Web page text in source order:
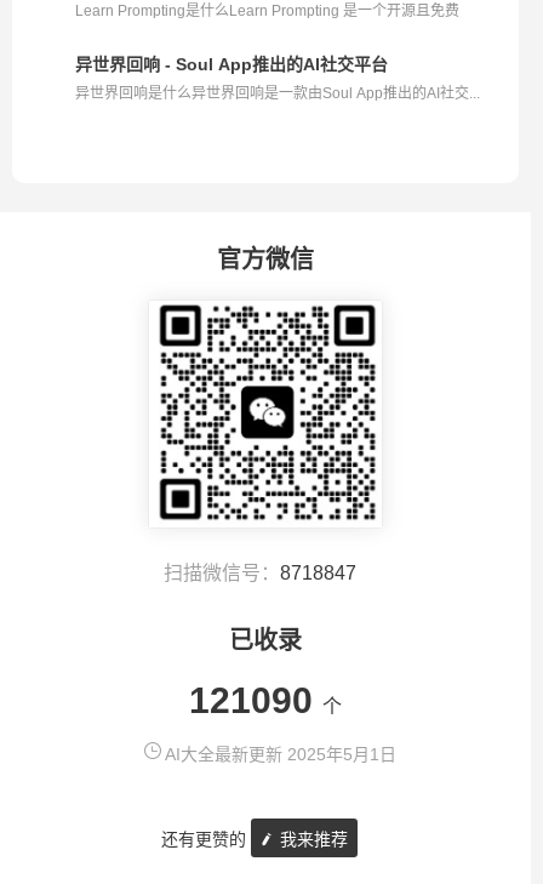
Learn Prompting是什么Learn Prompting 是一个开源且免费
异世界回响 - Soul App推出的AI社交平台
异世界回响是什么异世界回响是一款由Soul App推出的AI社交...
官方微信
扫描微信号： 8718847
已收录
121090 个
AI大全最新更新 2025年5月1日
还有更赞的 我来推荐